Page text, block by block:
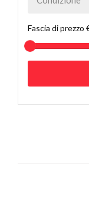
Fascia di prezzo